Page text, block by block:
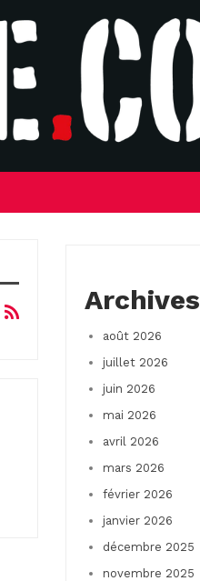
Archives
août 2026
juillet 2026
juin 2026
mai 2026
avril 2026
mars 2026
février 2026
janvier 2026
décembre 2025
novembre 2025